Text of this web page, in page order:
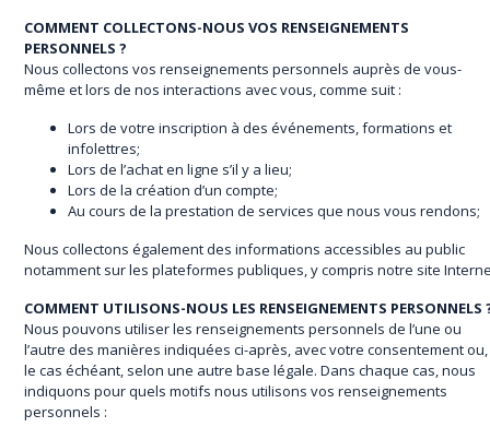
COMMENT COLLECTONS-NOUS VOS RENSEIGNEMENTS
PERSONNELS ?
Nous collectons vos renseignements personnels auprès de vous-
même et lors de nos interactions avec vous, comme suit :
Lors de votre inscription à des événements, formations et
infolettres;
Lors de l’achat en ligne s’il y a lieu;
Lors de la création d’un compte;
Au cours de la prestation de services que nous vous rendons;
Nous collectons également des informations accessibles au public
notamment sur les plateformes publiques, y compris notre site
COMMENT UTILISONS-NOUS LES RENSEIGNEMENTS PERSONNELS
Nous pouvons utiliser les renseignements personnels de l’une ou
l’autre des manières indiquées ci-après, avec votre consentement ou,
le cas échéant, selon une autre base légale. Dans chaque cas, nous
indiquons pour quels motifs nous utilisons vos renseignements
personnels :